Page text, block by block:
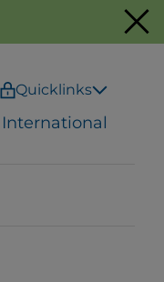
Quicklinks
International